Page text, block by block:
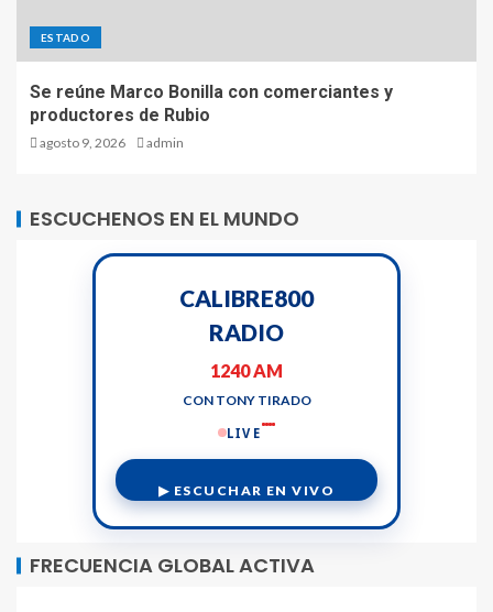
ESTADO
Se reúne Marco Bonilla con comerciantes y
productores de Rubio
agosto 9, 2026 admin
ESCUCHENOS EN EL MUNDO
CALIBRE800
RADIO
1240 AM
CON TONY TIRADO
LIVE
▶ ESCUCHAR EN VIVO
FRECUENCIA GLOBAL ACTIVA